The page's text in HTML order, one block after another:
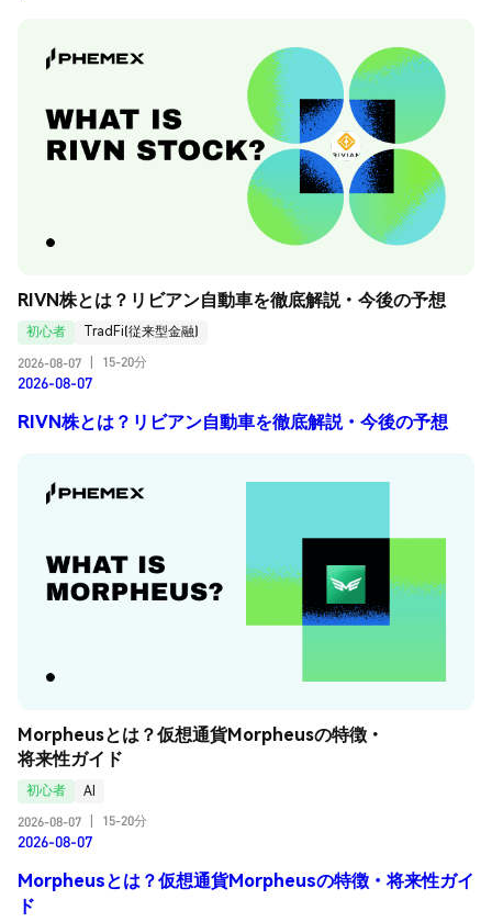
RIVN株とは？リビアン自動車を徹底解説・今後の予想
初心者
TradFi(従来型金融)
2026-08-07
15-20分
2026-08-07
RIVN株とは？リビアン自動車を徹底解説・今後の予想
Morpheusとは？仮想通貨Morpheusの特徴・
将来性ガイド
初心者
AI
2026-08-07
15-20分
2026-08-07
Morpheusとは？仮想通貨Morpheusの特徴・将来性ガイ
ド